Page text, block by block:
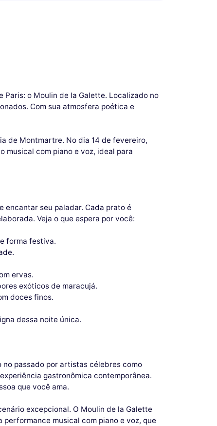
Paris: o Moulin de la Galette. Localizado no
Com sua atmosfera poética e
de Montmartre. No dia 14 de fevereiro,
musical com piano e voz, ideal para
encantar seu paladar. Cada prato é
Veja o que espera por você:
forma festiva.
ervas.
exóticos de maracujá.
doces finos.
dessa noite única.
no passado por artistas célebres como
gastronômica contemporânea.
que você ama.
excepcional. O Moulin de la Galette
musical com piano e voz, que